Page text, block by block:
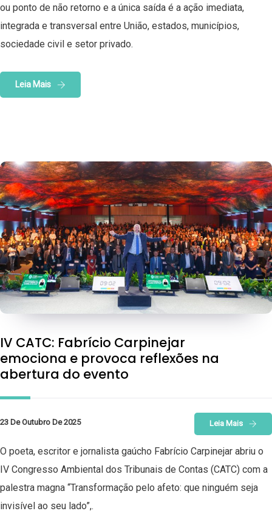
ou ponto de não retorno e a única saída é a ação imediata,
integrada e transversal entre União, estados, municípios,
sociedade civil e setor privado.
Leia Mais
IV CATC: Fabrício Carpinejar
emociona e provoca reflexões na
abertura do evento
23 De Outubro De 2025 Leia Mais
O poeta, escritor e jornalista gaúcho Fabrício Carpinejar abriu o
IV Congresso Ambiental dos Tribunais de Contas (CATC) com a
palestra magna “Transformação pelo afeto: que ninguém seja
invisível ao seu lado”,.